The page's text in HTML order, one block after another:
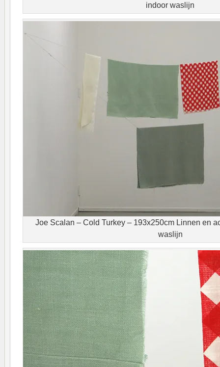
indoor waslijn
Joe Scalan – Cold Turkey – 193x250cm Linnen en
waslijn